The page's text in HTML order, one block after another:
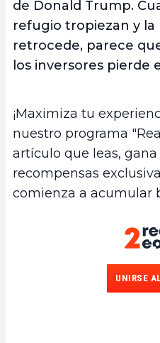
de Donald Trump.
refugio tropiezan y la
retrocede, parece
los inversores pierde
¡Maximiza tu
nuestro programa
artículo que leas,
recompensas
comienza a acumular
UNIRSE